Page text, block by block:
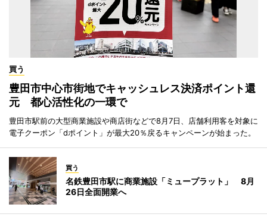
買う
豊田市中心市街地でキャッシュレス決済ポイント還
元 都心活性化の一環で
豊田市駅前の大型商業施設や商店街などで8月7日、店舗利用客を対象に
電子クーポン「dポイント」が最大20％戻るキャンペーンが始まった。
買う
名鉄豊田市駅に商業施設「ミュープラット」 8月
26日全面開業へ